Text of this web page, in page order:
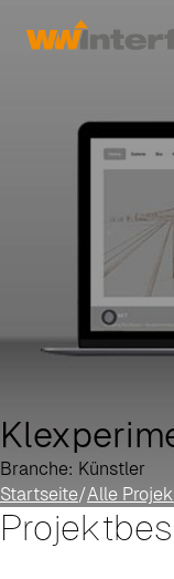
Branche: Künstler
Startseite/Alle